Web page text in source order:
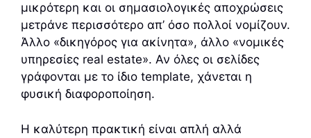
μικρότερη και οι σημασιολογικές αποχρώσεις
μετράνε περισσότερο απ’ όσο πολλοί νομίζουν.
Άλλο «δικηγόρος για ακίνητα», άλλο «νομικές
υπηρεσίες real estate». Αν όλες οι σελίδες
γράφονται με το ίδιο template, χάνεται η
φυσική διαφοροποίηση.
Η καλύτερη πρακτική είναι απλή αλλά